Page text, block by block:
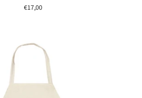
€17,00